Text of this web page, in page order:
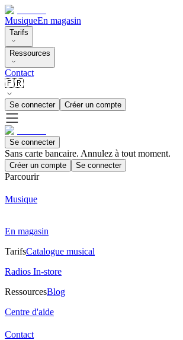
MusiqueEn magasin
Tarifs
Ressources
Contact
🇫🇷
Se connecter Créer un compte
Se connecter
Sans carte bancaire. Annulez à tout moment.
Créer un compte Se connecter
Parcourir
Musique
En magasin
TarifsCatalogue musical
Radios In-store
RessourcesBlog
Centre d'aide
Contact